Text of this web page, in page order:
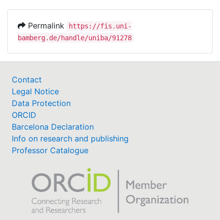
Permalink
https://fis.uni-
bamberg.de/handle/uniba/91278
Contact
Legal Notice
Data Protection
ORCID
Barcelona Declaration
Info on research and publishing
Professor Catalogue